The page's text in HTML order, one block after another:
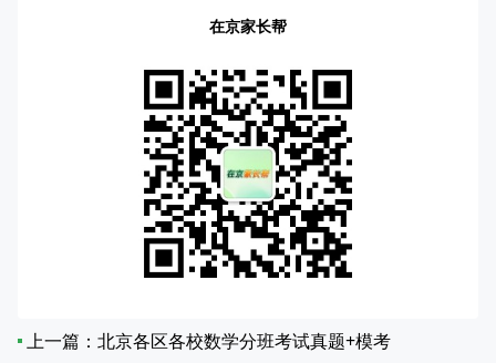
在京家长帮
上一篇： 北京各区各校数学分班考试真题+模考